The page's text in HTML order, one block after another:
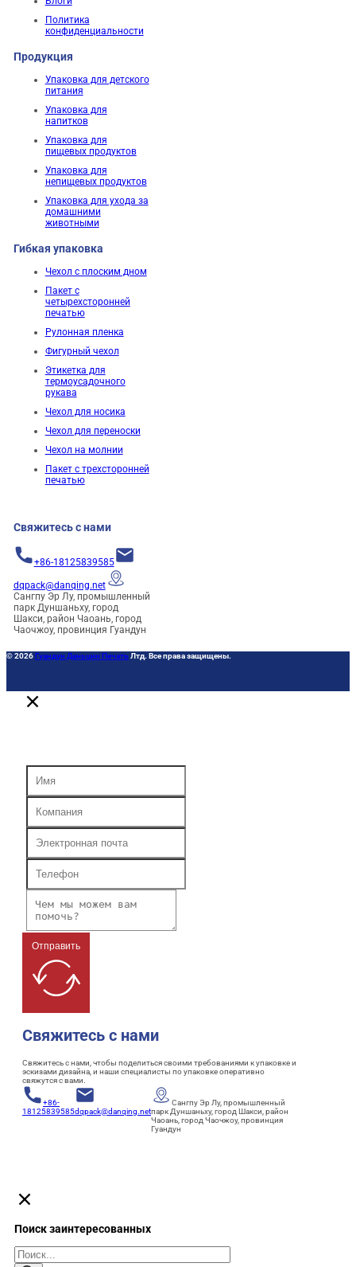
Политика
конфиденциальности
Продукция
Упаковка для детского
питания
Упаковка для
напитков
Упаковка для
пищевых продуктов
Упаковка для
непищевых продуктов
Упаковка для ухода за
домашними
животными
Гибкая упаковка
Чехол с плоским дном
Пакет с
четырехсторонней
печатью
Рулонная пленка
Фигурный чехол
Этикетка для
термоусадочного
рукава
Чехол для носика
Чехол для переноски
Чехол на молнии
Пакет с трехсторонней
печатью
Свяжитесь с нами
+86-18125839585
dqpack@danqing.net
Сангпу Эр Лу, промышленный
парк Дуншаньху, город
Шакси, район Чаоань, город
Чаочжоу, провинция Гуандун
© 2026Гуандун Даньцин ПечатьЛтд. Все права защищены.
Отправить
Свяжитесь с нами
Свяжитесь с нами, чтобы поделиться своими требованиями к упаковке и
эскизами дизайна, и наши специалисты по упаковке оперативно
свяжутся с вами.
+86-
18125839585dqpack@danqing.net
Сангпу Эр Лу, промышленный
парк Дуншаньху, город Шакси, район
Чаоань, город Чаочжоу, провинция
Гуандун
Поиск заинтересованных
Поиск